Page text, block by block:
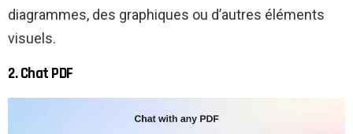
diagrammes, des graphiques ou d’autres éléments
visuels.
2. Chat PDF